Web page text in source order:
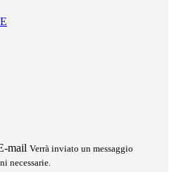
mail Verrà inviato un messaggio
necessarie.